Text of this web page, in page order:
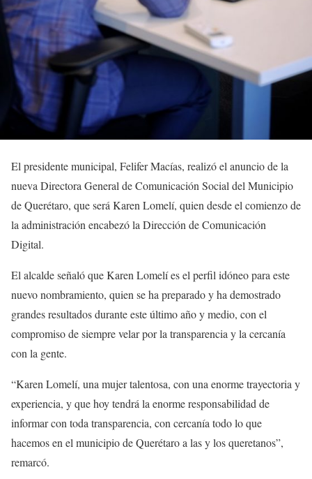
El presidente municipal, Felifer Macías, realizó el anuncio de la
nueva Directora General de Comunicación Social del Municipio
de Querétaro, que será Karen Lomelí, quien desde el comienzo de
la administración encabezó la Dirección de Comunicación
Digital.
El alcalde señaló que Karen Lomelí es el perfil idóneo para este
nuevo nombramiento, quien se ha preparado y ha demostrado
grandes resultados durante este último año y medio, con el
compromiso de siempre velar por la transparencia y la cercanía
con la gente.
“Karen Lomelí, una mujer talentosa, con una enorme trayectoria y
experiencia, y que hoy tendrá la enorme responsabilidad de
informar con toda transparencia, con cercanía todo lo que
hacemos en el municipio de Querétaro a las y los queretanos”,
remarcó.